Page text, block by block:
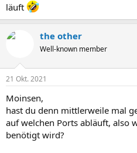
läuft
the other
Well-known member
21 Okt. 2021
Moinsen,
hast du denn mittlerweile mal
auf welchen Ports abläuft, also
benötigt wird?